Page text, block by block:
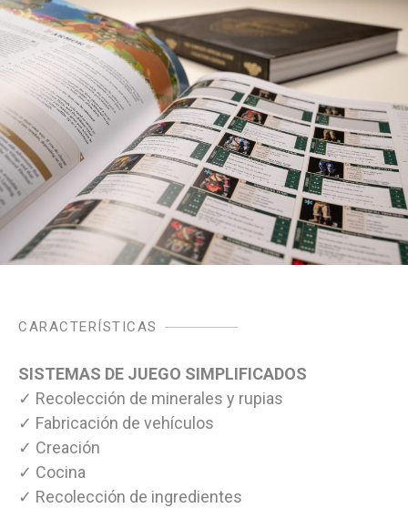
CARACTERÍSTICAS
SISTEMAS DE JUEGO SIMPLIFICADOS
✓ Recolección de minerales y rupias
✓ Fabricación de vehículos
✓ Creación
✓ Cocina
✓ Recolección de ingredientes